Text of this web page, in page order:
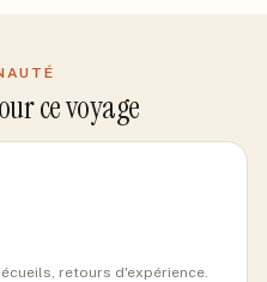
ce voyage
retours d'expérience.